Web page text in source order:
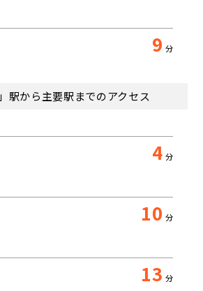
9 分
」駅から主要駅までのアクセス
4 分
10 分
13 分